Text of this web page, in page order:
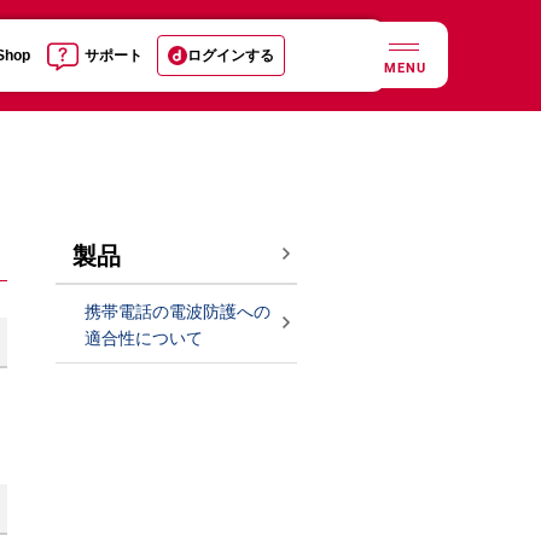
サポート ログインする
MENU
製品
携帯電話の電波防護への
適合性について